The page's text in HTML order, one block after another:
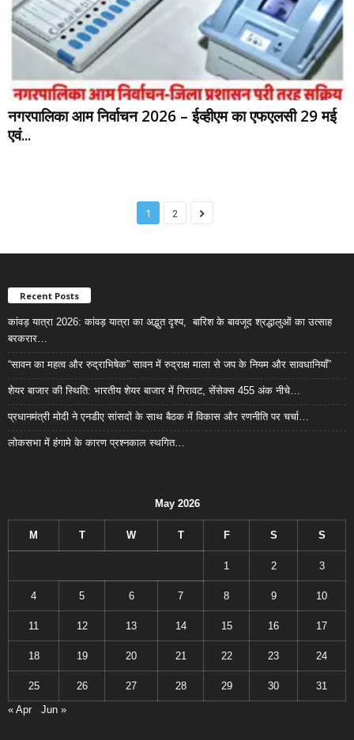
नगरपालिका आम निर्वाचन 2026 – ईव्हीएम का एफएलसी 29 मई
एवं...
1 2
Recent Posts
कांवड़ यात्रा 2026: कांवड़ यात्रा का अद्भुत दृश्य, बारिश के बावजूद श्रद्धालुओं का उत्साह
बरकरार…
“सावन का महत्व और रुद्राभिषेक” सावन में रुद्राक्ष माला से जप के नियम और सावधानियाँ”
शेयर बाजार की स्थिति: भारतीय शेयर बाजार में गिरावट, सेंसेक्स 455 अंक नीचे…
प्रधानमंत्री मोदी ने एनडीए सांसदों के साथ बैठक में विकास और रणनीति पर चर्चा…
लोकसभा में हंगामे के कारण प्रश्नकाल स्थगित…
May 2026
M T W T F S S
1 2 3
4 5 6 7 8 9 10
11 12 13 14 15 16 17
18 19 20 21 22 23 24
25 26 27 28 29 30
31
« Apr
Jun »